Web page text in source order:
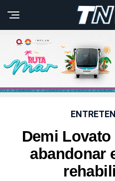
Demi
abandonar